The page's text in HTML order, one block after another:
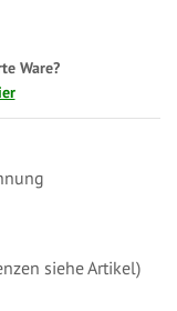
Ware?
siehe Artikel)